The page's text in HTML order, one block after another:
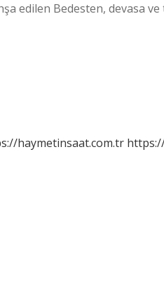
edilen Bedesten, devasa
haymetinsaat.com.tr